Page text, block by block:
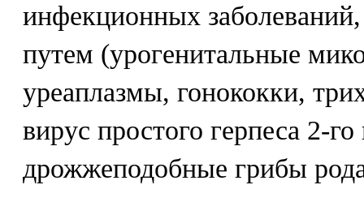
инфекционных
путем (урогенитальные
уреаплазмы, гонококки,
вирус простого герпеса 2-
дрожжеподобные грибы